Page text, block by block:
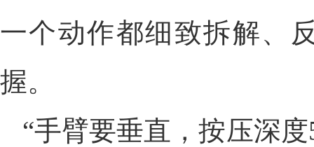
一个动作都细致拆解、
握。
“手臂要垂直，按压深